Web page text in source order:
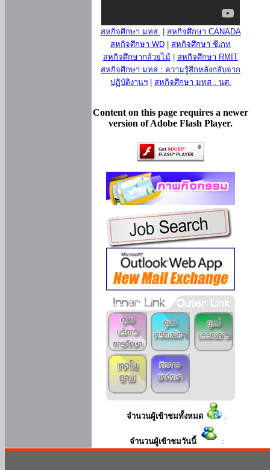
สหกิจศึกษา มทส.
สหกิจศึกษา CANADA
สหกิจศึกษา WD
สหกิจศึกษา ซีเกท
สหกิจศึกษากล้วยไม้
สหกิจศึกษา RMIT
สหกิจศึกษา มทส : ความรู้สึกหลังกลับจาก
ปฏิบัติงานฯ| สหกิจศึกษา มทส : นศ.
Content on this page requires a newer
version of Adobe Flash Player.
จำนวนผู้เข้าชมทั้งหมด :
จำนวนผู้เข้าชมวันนี้ :